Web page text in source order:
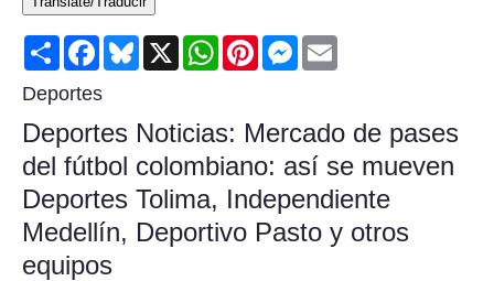
Consumer
Consumer Affairs Recalls
Food & Drug Recalls
Product Safety News
Entertainment
Share FacebookBluesky
X WhatsAppPinterestMessenger
Deportes
Deportes Noticias: Mercado de pases
del fútbol colombiano: así se mueven
Deportes Tolima, Independiente
Medellín, Deportivo Pasto y otros
equipos